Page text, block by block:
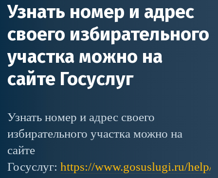
Узнать номер и адрес
своего избирательного
участка можно на
сайте Госуслуг
Узнать номер и адрес своего
избирательного участка можно на
сайте
Госуслуг: https://www.gosuslugi.ru/help/